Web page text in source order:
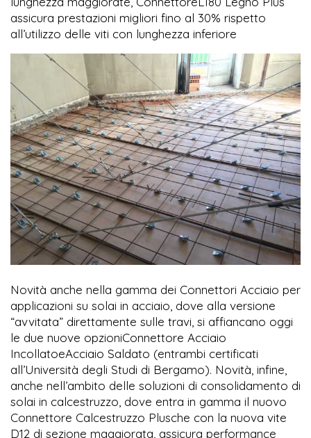
assicura prestazioni migliori fino al 30% rispetto
all’utilizzo delle viti con lunghezza inferiore
Novità anche nella gamma dei Connettori Acciaio per
applicazioni su solai in acciaio, dove alla versione
“avvitata” direttamente sulle travi, si affiancano oggi
le due nuove opzioniConnettore Acciaio
IncollatoeAcciaio Saldato (entrambi certificati
all’Università degli Studi di Bergamo). Novità, infine,
anche nell’ambito delle soluzioni di consolidamento di
solai in calcestruzzo, dove entra in gamma il nuovo
Connettore Calcestruzzo Plusche con la nuova vite
D12 di sezione maggiorata, assicura performance